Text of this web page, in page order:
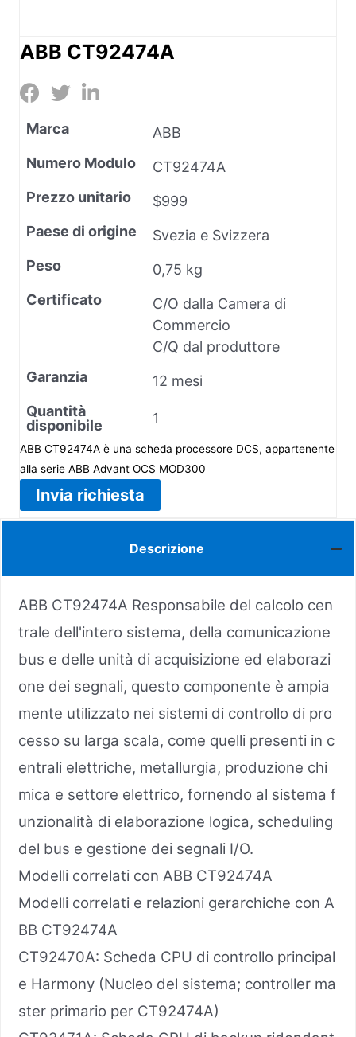
ABB CT92474A
Marca
ABB
Numero Modulo
CT92474A
Prezzo unitario
$999
Paese di origine
Svezia e Svizzera
Peso
0,75 kg
Certificato
C/O dalla Camera di
Commercio
C/Q dal produttore
Garanzia
12 mesi
Quantità
disponibile
1
ABB CT92474A è una scheda processore DCS, appartenente
alla serie ABB Advant OCS MOD300
Invia richiesta
Descrizione
ABB CT92474A Responsabile del calcolo cen
trale dell'intero sistema, della comunicazione
bus e delle unità di acquisizione ed elaborazi
one dei segnali, questo componente è ampia
mente utilizzato nei sistemi di controllo di pro
cesso su larga scala, come quelli presenti in c
entrali elettriche, metallurgia, produzione chi
mica e settore elettrico, fornendo al sistema f
unzionalità di elaborazione logica, scheduling
del bus e gestione dei segnali I/O.
Modelli correlati con ABB CT92474A
Modelli correlati e relazioni gerarchiche con A
BB CT92474A
CT92470A: Scheda CPU di controllo principal
e Harmony (Nucleo del sistema; controller ma
ster primario per CT92474A)